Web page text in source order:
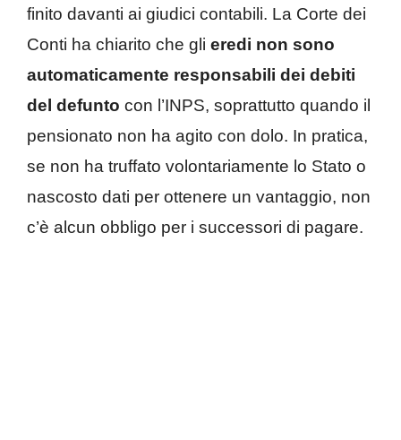
finito davanti ai giudici contabili. La Corte dei
Conti ha chiarito che gli eredi non sono
automaticamente responsabili dei debiti
del defunto con l’INPS, soprattutto quando il
pensionato non ha agito con dolo. In pratica,
se non ha truffato volontariamente lo Stato o
nascosto dati per ottenere un vantaggio, non
c’è alcun obbligo per i successori di pagare.